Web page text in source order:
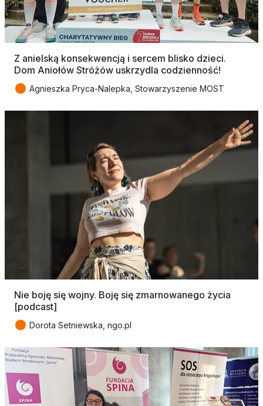
Z anielską konsekwencją i sercem blisko dzieci.
Dom Aniołów Stróżów uskrzydla codzienność!
● Agnieszka Pryca-Nalepka, Stowarzyszenie MOST
Nie boję się wojny. Boję się zmarnowanego życia
[podcast]
● Dorota Setniewska, ngo.pl